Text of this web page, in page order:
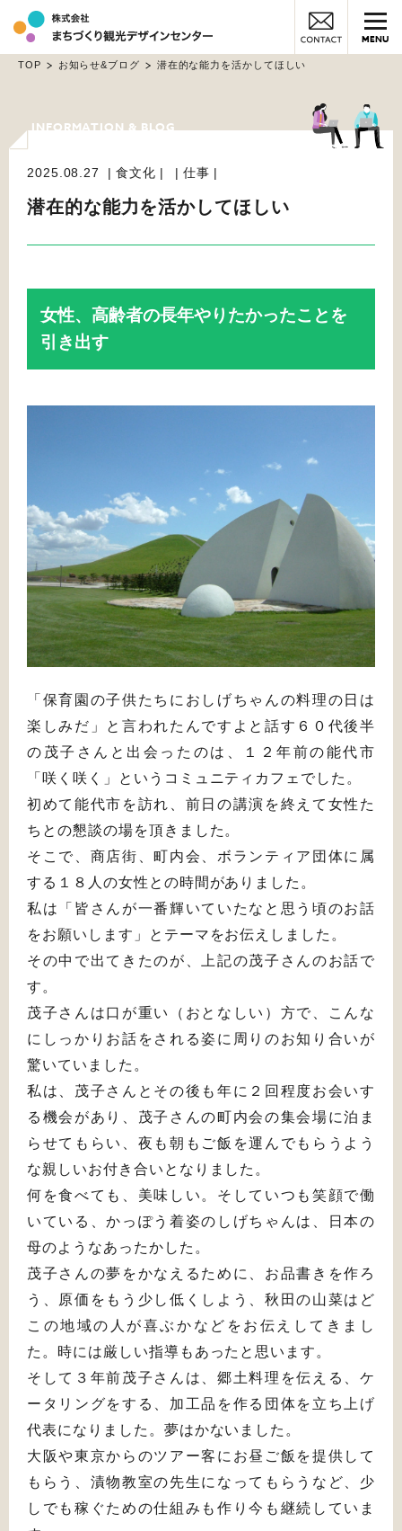
MENU
TOP お知らせ&ブログ 潜在的な能力を活かしてほしい
2025.08.27 食文化 仕事
潜在的な能力を活かしてほしい
女性、高齢者の長年やりたかったことを
引き出す
「保育園の子供たちにおしげちゃんの料理の日は
楽しみだ」と言われたんですよと話す６０代後半
の茂子さんと出会ったのは、１２年前の能代市
「咲く咲く」というコミュニティカフェでした。
初めて能代市を訪れ、前日の講演を終えて女性た
ちとの懇談の場を頂きました。
そこで、商店街、町内会、ボランティア団体に属
する１８人の女性との時間がありました。
私は「皆さんが一番輝いていたなと思う頃のお話
をお願いします」とテーマをお伝えしました。
その中で出てきたのが、上記の茂子さんのお話で
す。
茂子さんは口が重い（おとなしい）方で、こんな
にしっかりお話をされる姿に周りのお知り合いが
驚いていました。
私は、茂子さんとその後も年に２回程度お会いす
る機会があり、茂子さんの町内会の集会場に泊ま
らせてもらい、夜も朝もご飯を運んでもらうよう
な親しいお付き合いとなりました。
何を食べても、美味しい。そしていつも笑顔で働
いている、かっぽう着姿のしげちゃんは、日本の
母のようなあったかした。
茂子さんの夢をかなえるために、お品書きを作ろ
う、原価をもう少し低くしよう、秋田の山菜はど
この地域の人が喜ぶかなどをお伝えしてきまし
た。時には厳しい指導もあったと思います。
そして３年前茂子さんは、郷土料理を伝える、ケ
ータリングをする、加工品を作る団体を立ち上げ
代表になりました。夢はかないました。
大阪や東京からのツアー客にお昼ご飯を提供して
もらう、漬物教室の先生になってもらうなど、少
しでも稼ぐための仕組みも作り今も継続していま